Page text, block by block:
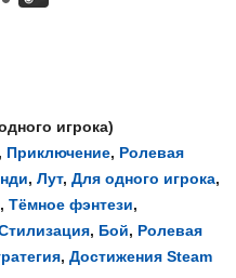
игрока)
, Приключение, Ролевая
, Лут, Для одного игрока,
, Тёмное фэнтези,
, Бой, Ролевая
, Достижения Steam